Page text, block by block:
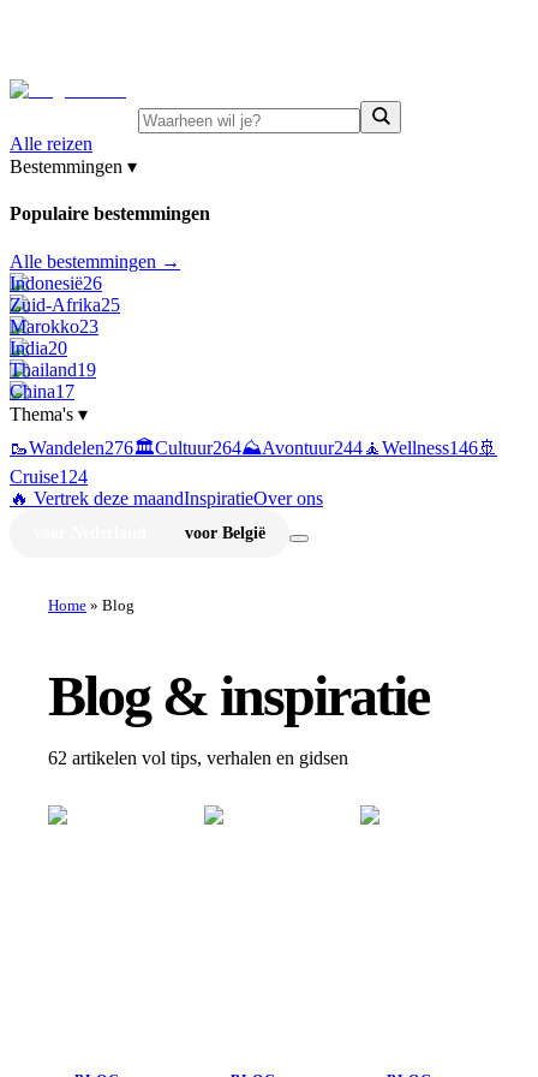
Alle reizen
Bestemmingen ▾
Populaire bestemmingen
Alle bestemmingen →
Indonesië26
Zuid-Afrika25
Marokko23
India20
Thailand19
China17
Thema's ▾
🥾Wandelen276🏛️Cultuur264⛰️Avontuur244🧘Wellness146🚢
Cruise124
🔥 Vertrek deze maandInspiratieOver ons
voor België
Home » Blog
Blog & inspiratie
62 artikelen vol tips, verhalen en gidsen